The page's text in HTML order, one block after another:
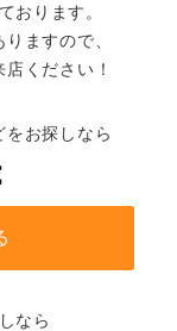
おります。
ますので、
ください！
をお探しなら
なら